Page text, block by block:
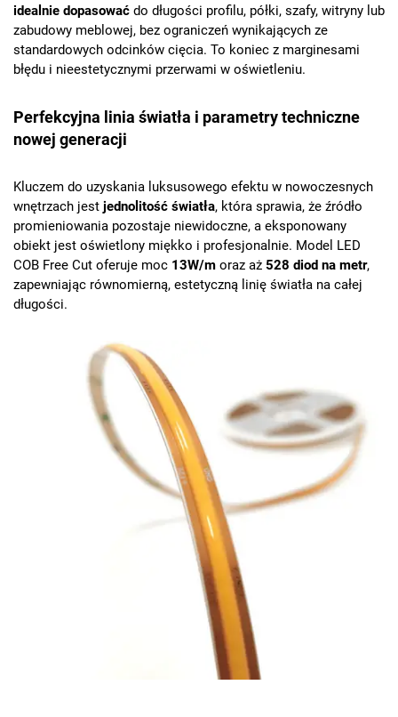
idealnie dopasować do długości profilu, półki, szafy, witryny lub
zabudowy meblowej, bez ograniczeń wynikających ze
standardowych odcinków cięcia. To koniec z marginesami
błędu i nieestetycznymi przerwami w oświetleniu.
Perfekcyjna linia światła i parametry techniczne
nowej generacji
Kluczem do uzyskania luksusowego efektu w nowoczesnych
wnętrzach jest jednolitość światła, która sprawia, że źródło
promieniowania pozostaje niewidoczne, a eksponowany
obiekt jest oświetlony miękko i profesjonalnie. Model LED
COB Free Cut oferuje moc 13W/m oraz aż 528 diod na metr,
zapewniając równomierną, estetyczną linię światła na całej
długości.